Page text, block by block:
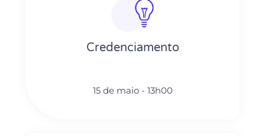
Credenciamento
15 de maio - 13h00